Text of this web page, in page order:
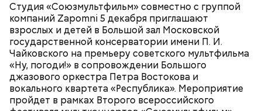
Студия «Союзмультфильм» совместно с группой
компаний Zapomni 5 декабря приглашают
взрослых и детей в Большой зал Московской
государственной консерватории имени П. И.
Чайковского на премьеру советского мультфильма
«Ну, погоди!» в сопровождении Большого
джазового оркестра Петра Востокова и
вокального квартета «Республика». Мероприятие
пройдет в рамках Второго всероссийского
Джим Моррисон, «Дорз» (The Doors,
1991)